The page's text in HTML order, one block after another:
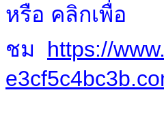
หรือ คลิกเพื่อ
ชม https://